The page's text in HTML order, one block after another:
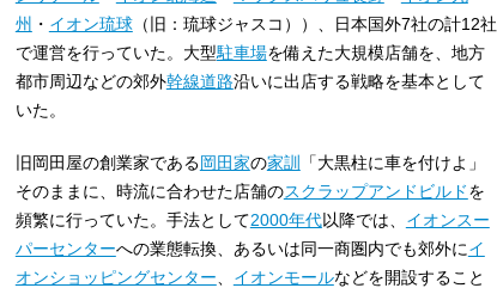
州 ・ イオン琉球（旧：琉球ジャスコ））、日本国外7社の計12社
で運営を行っていた。大型駐車場を備えた大規模店舗を、地方
都市周辺などの郊外幹線道路沿いに出店する戦略を基本として
いた。
旧岡田屋の創業家である岡田家の家訓
「大黒柱に車を付けよ」
そのままに、時流に合わせた店舗のスクラップアンドビルドを
頻繁に行っていた。手法として2000年代以降では、 イオンスー
パーセンターへの業態転換、あるいは同一商圏内でも郊外にイ
オンショッピングセンター
イオンモールなどを開設すること